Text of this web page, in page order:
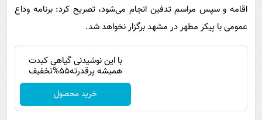
اقامه و سپس مراسم تدفین انجام می‌شود، تصریح کرد: برنامه وداع
عمومی با پیکر مطهر در مشهد برگزار نخواهد شد.
با این نوشیدنی گیاهی کبدت
همیشه پرقدرته55%تخفیف
خرید محصول